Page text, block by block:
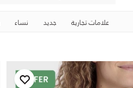
علامات تجارية جديد نساء